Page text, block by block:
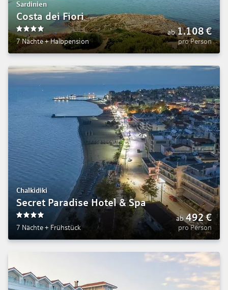
Sardinien
Costa dei Fiori
4
7 Nächte+Halbpension
ab 1.108€
pro Person
Chalkidiki
Secret Paradise Hotel & Spa
7 Nächte + Frühstück
ab 492€
pro Person